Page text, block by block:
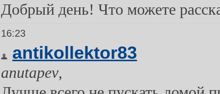
Добрый день! Что можете
16:23
antikollektor83
anutapev,